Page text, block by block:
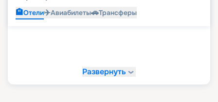
🏨Отели✈️Авиабилеты🚗Трансферы
Развернуть